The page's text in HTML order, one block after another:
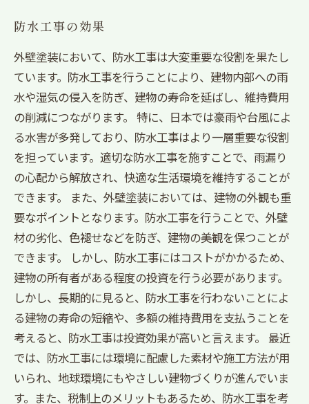
防水工事の効果
外壁塗装において、防水工事は大変重要な役割を果たし
ています。防水工事を行うことにより、建物内部への雨
水や湿気の侵入を防ぎ、建物の寿命を延ばし、維持費用
の削減につながります。 特に、日本では豪雨や台風によ
る水害が多発しており、防水工事はより一層重要な役割
を担っています。適切な防水工事を施すことで、雨漏り
の心配から解放され、快適な生活環境を維持することが
できます。 また、外壁塗装においては、建物の外観も重
要なポイントとなります。防水工事を行うことで、外壁
材の劣化、色褪せなどを防ぎ、建物の美観を保つことが
できます。 しかし、防水工事にはコストがかかるため、
建物の所有者がある程度の投資を行う必要があります。
しかし、長期的に見ると、防水工事を行わないことによ
る建物の寿命の短縮や、多額の維持費用を支払うことを
考えると、防水工事は投資効果が高いと言えます。 最近
では、防水工事には環境に配慮した素材や施工方法が用
いられ、地球環境にもやさしい建物づくりが進んでいま
す。また、税制上のメリットもあるため、防水工事を考